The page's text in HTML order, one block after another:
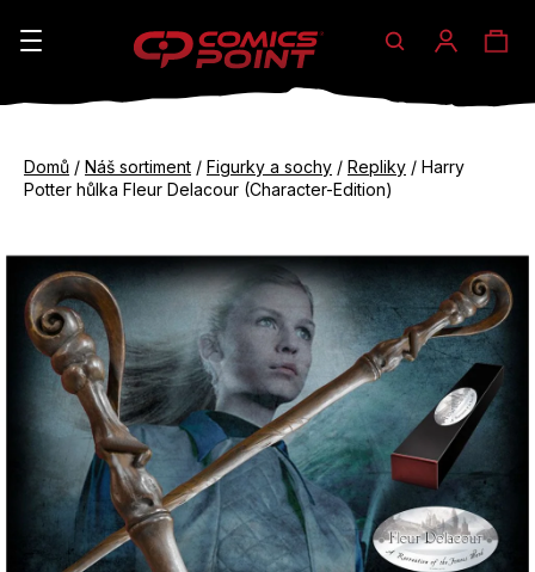
Hledat
Domů / Náš sortiment / Figurky a sochy / Repliky / Harry
Potter hůlka Fleur Delacour (Character-Edition)
K
k
do
do
p
o